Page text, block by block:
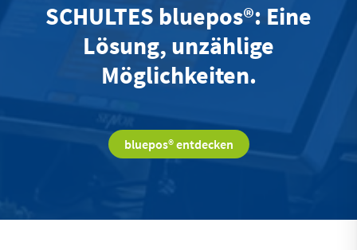
SCHULTES bluepos®: Eine
Lösung, unzählige
Möglichkeiten.
bluepos® entdecken